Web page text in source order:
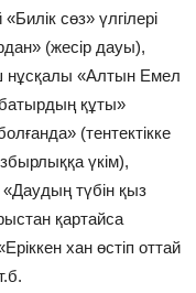
сөз» үлгілері
(жесір дауы),
нұсқалы «Алтын Емел
құты»
(тентектікке
үкім),
түбін қыз
қартайса
хан өстіп оттай